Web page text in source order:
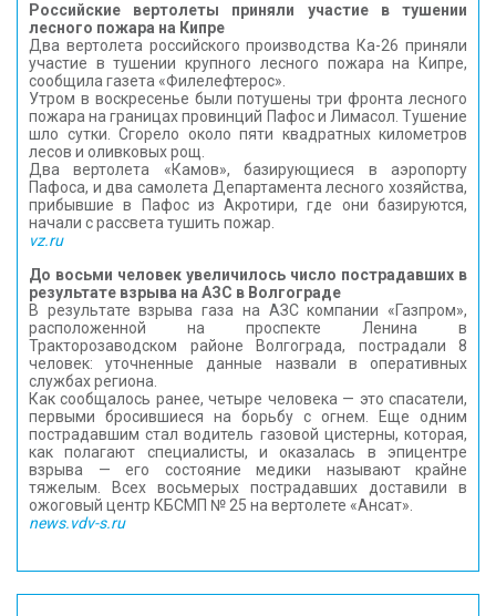
Российские вертолеты приняли участие в тушении
лесного пожара на Кипре
Два вертолета российского производства Ка-26 приняли
участие в тушении крупного лесного пожара на Кипре,
сообщила газета «Филелефтерос».
Утром в воскресенье были потушены три фронта лесного
пожара на границах провинций Пафос и Лимасол. Тушение
шло сутки. Сгорело около пяти квадратных километров
лесов и оливковых рощ.
Два вертолета «Камов», базирующиеся в аэропорту
Пафоса, и два самолета Департамента лесного хозяйства,
прибывшие в Пафос из Акротири, где они базируются,
начали с рассвета тушить пожар.
vz.ru
До восьми человек увеличилось число пострадавших в
результате взрыва на АЗС в Волгограде
В результате взрыва газа на АЗС компании «Газпром»,
расположенной на проспекте Ленина в
Тракторозаводском районе Волгограда, пострадали 8
человек: уточненные данные назвали в оперативных
службах региона.
Как сообщалось ранее, четыре человека — это спасатели,
первыми бросившиеся на борьбу с огнем. Еще одним
пострадавшим стал водитель газовой цистерны, которая,
как полагают специалисты, и оказалась в эпицентре
взрыва — его состояние медики называют крайне
тяжелым. Всех восьмерых пострадавших доставили в
ожоговый центр КБСМП № 25 на вертолете «Ансат».
news.vdv-s.ru